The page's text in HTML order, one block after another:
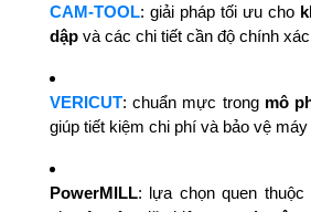
CAM-TOOL: giải pháp tối ưu cho
dập và các chi tiết cần độ chính
VERICUT: chuẩn mực trong mô
giúp tiết kiệm chi phí và bảo vệ
PowerMILL: lựa chọn quen